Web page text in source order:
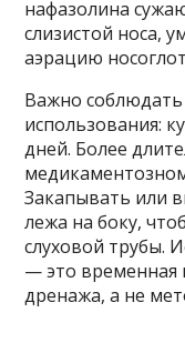
нафазолина
слизистой носа,
аэрацию
Важно соблюдать
использования:
дней. Более
Закапывать или
лежа на боку,
слуховой трубы.
— это временная
дренажа, а не